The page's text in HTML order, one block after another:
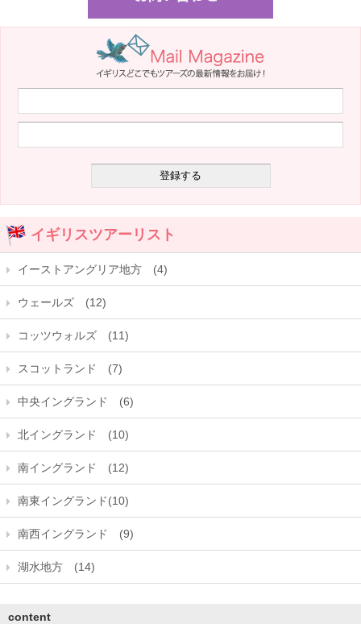
イギリスツアーリスト
イーストアングリア地方 (4)
ウェールズ (12)
コッツウォルズ (11)
スコットランド (7)
中央イングランド (6)
北イングランド (10)
南イングランド (12)
南東イングランド(10)
南西イングランド (9)
湖水地方 (14)
content